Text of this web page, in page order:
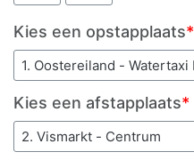
Kies een opstapplaats*
Kies een afstapplaats*